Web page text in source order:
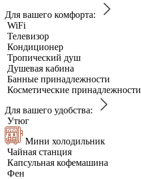
Для вашего комфорта:
WiFi
Телевизор
Кондиционер
Тропический душ
Душевая кабина
Банные принадлежности
Косметические принадлежности
Для вашего удобства:
Утюг
Мини холодильник
Чайная станция
Капсульная кофемашина
Фен